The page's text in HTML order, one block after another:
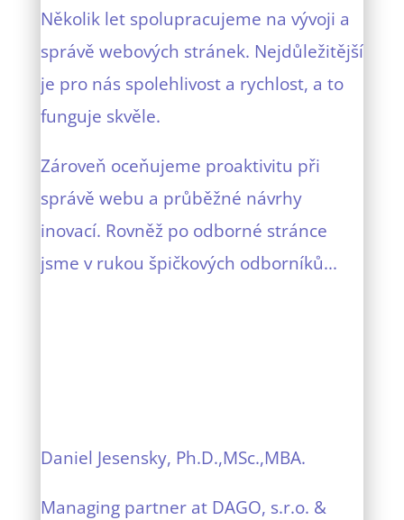
Několik let spolupracujeme na vývoji a
správě webových stránek. Nejdůležitější
je pro nás spolehlivost a rychlost, a to
funguje skvěle.
Zároveň oceňujeme proaktivitu při
správě webu a průběžné návrhy
inovací. Rovněž po odborné stránce
jsme v rukou špičkových odborníků...
Daniel Jesensky, Ph.D.,MSc.,MBA.
Managing partner at DAGO, s.r.o. &